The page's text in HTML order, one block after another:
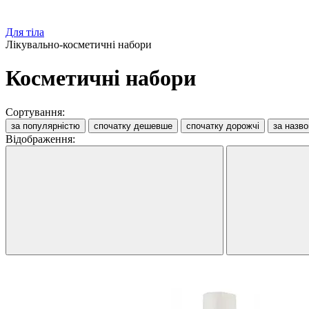
Для тіла
Лікувально-косметичні набори
Косметичні набори
Сортування:
за популярністю спочатку дешевше спочатку дорожчі за
Відображення: